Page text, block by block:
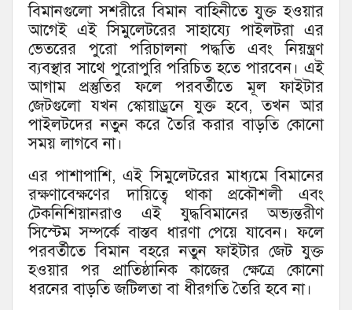
বিমানগুলো সশরীরে বিমান বাহিনীতে যুক্ত হওয়ার
আগেই এই সিমুলেটরের সাহায্যে পাইলটরা এর
ভেতরের পুরো পরিচালনা পদ্ধতি এবং নিয়ন্ত্রণ
ব্যবস্থার সাথে পুরোপুরি পরিচিত হতে পারবেন। এই
আগাম প্রস্তুতির ফলে পরবর্তীতে মূল ফাইটার
জেটগুলো যখন স্কোয়াড্রনে যুক্ত হবে, তখন আর
পাইলটদের নতুন করে তৈরি করার বাড়তি কোনো
সময় লাগবে না।
এর পাশাপাশি, এই সিমুলেটরের মাধ্যমে বিমানের
রক্ষণাবেক্ষণের দায়িত্বে থাকা প্রকৌশলী এবং
টেকনিশিয়ানরাও এই যুদ্ধবিমানের অভ্যন্তরীণ
সিস্টেম সম্পর্কে বাস্তব ধারণা পেয়ে যাবেন। ফলে
পরবর্তীতে বিমান বহরে নতুন ফাইটার জেট যুক্ত
হওয়ার পর প্রাতিষ্ঠানিক কাজের ক্ষেত্রে কোনো
ধরনের বাড়তি জটিলতা বা ধীরগতি তৈরি হবে না।